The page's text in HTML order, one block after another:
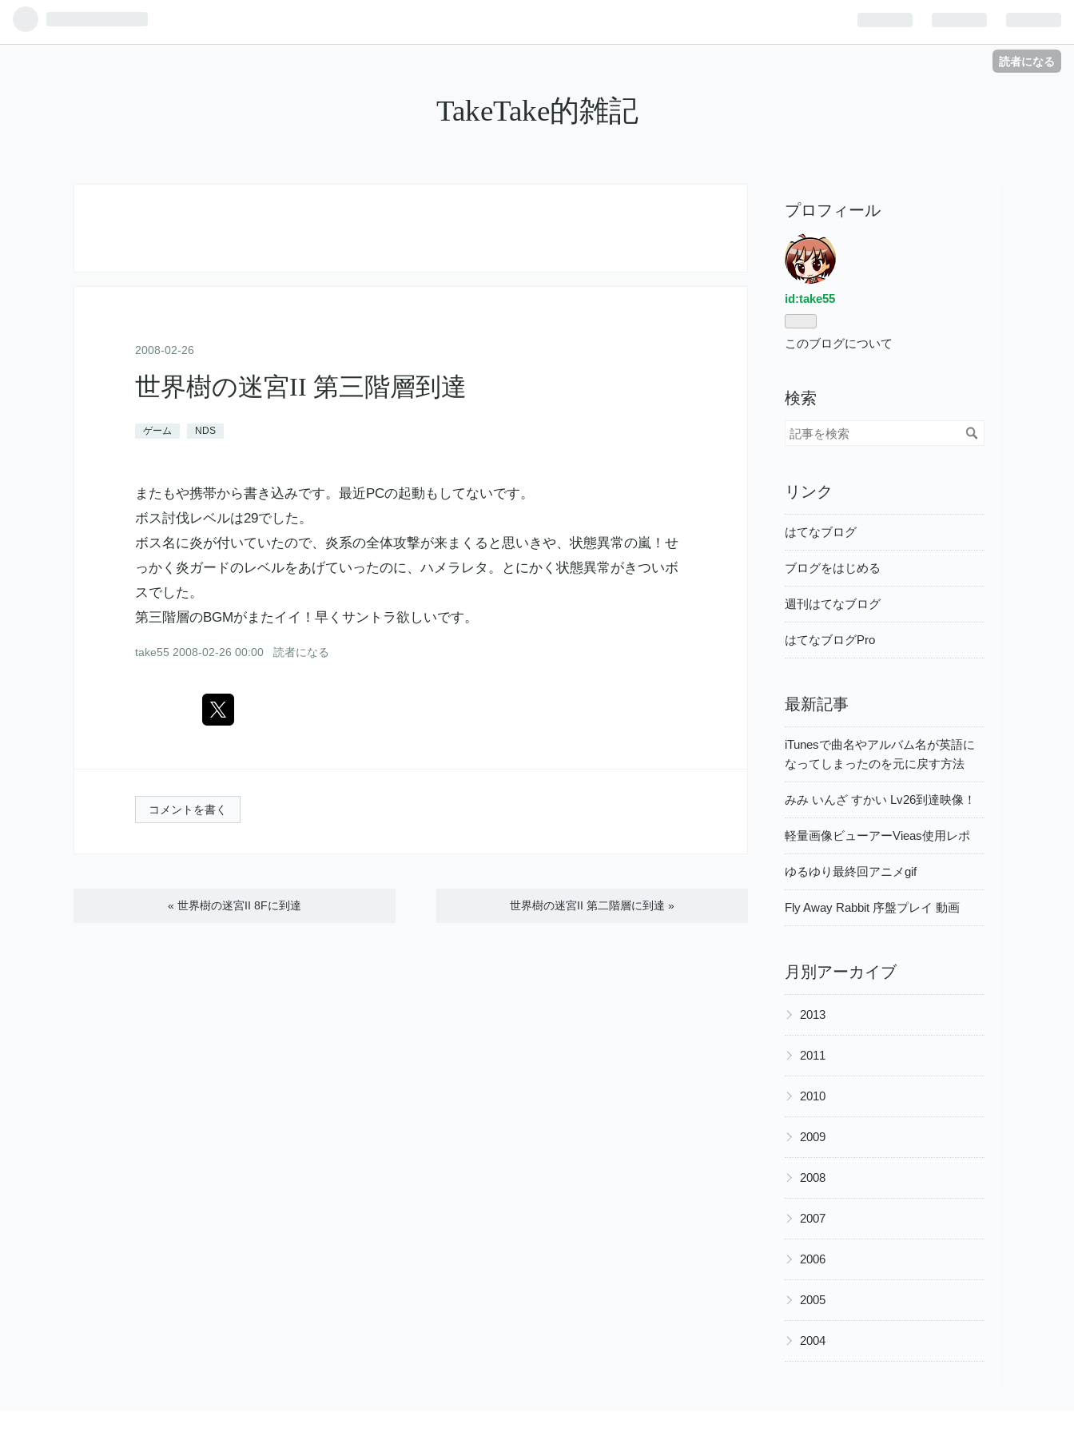
読者になる
TakeTake的雑記
2008-02-26
世界樹の迷宮II 第三階層到達
ゲーム NDS
またもや携帯から書き込みです。最近PCの起動もしてないです。
ボス討伐レベルは29でした。
ボス名に炎が付いていたので、炎系の全体攻撃が来まくると思いきや、状態異常の嵐！せ
っかく炎ガードのレベルをあげていったのに、ハメラレタ。とにかく状態異常がきついボ
スでした。
第三階層のBGMがまたイイ！早くサントラ欲しいです。
take55 2008-02-26 00:00 読者になる
コメントを書く
« 世界樹の迷宮II 8Fに到達 世界樹の迷宮II 第二階層に到達 »
プロフィール
id:take55
このブログについて
検索
リンク
はてなブログ
ブログをはじめる
週刊はてなブログ
はてなブログPro
最新記事
iTunesで曲名やアルバム名が英語に
なってしまったのを元に戻す方法
みみ いんざ すかい Lv26到達映像！
軽量画像ビューアーVieas使用レポ
ゆるゆり最終回アニメgif
Fly Away Rabbit 序盤プレイ 動画
月別アーカイブ
▶ 2013
▶ 2011
▶ 2010
▶ 2009
▶ 2008
▶ 2007
▶ 2006
▶ 2005
▶ 2004